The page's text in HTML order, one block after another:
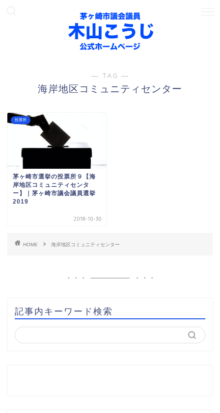
― TAG ―
海岸地区コミュニティセンター
投票所
茅ヶ崎市選挙の投票所９【海
岸地区コミュニティセンタ
ー】｜茅ヶ崎市議会議員選挙
2019
2018-10-30
HOME 海岸地区コミュニティセンター
記事内キーワード検索